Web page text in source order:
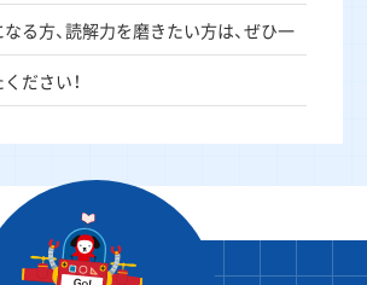
る方、読解力を磨きたい方は、ぜひ一
ださい！